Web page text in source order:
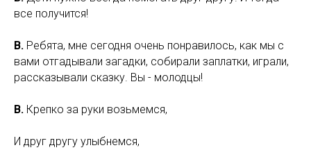
все получится!
В. Ребята, мне сегодня очень понравилось, как мы с
вами отгадывали загадки, собирали заплатки, играли,
рассказывали сказку. Вы - молодцы!
В. Крепко за руки возьмемся,
И друг другу улыбнемся,